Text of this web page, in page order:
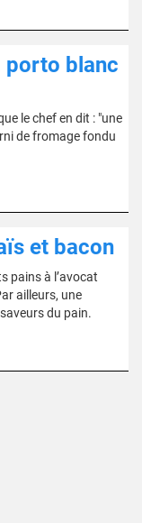
porto blanc
le chef en dit : "une
de fromage fondu
et bacon
pains à l’avocat
ailleurs, une
du pain.